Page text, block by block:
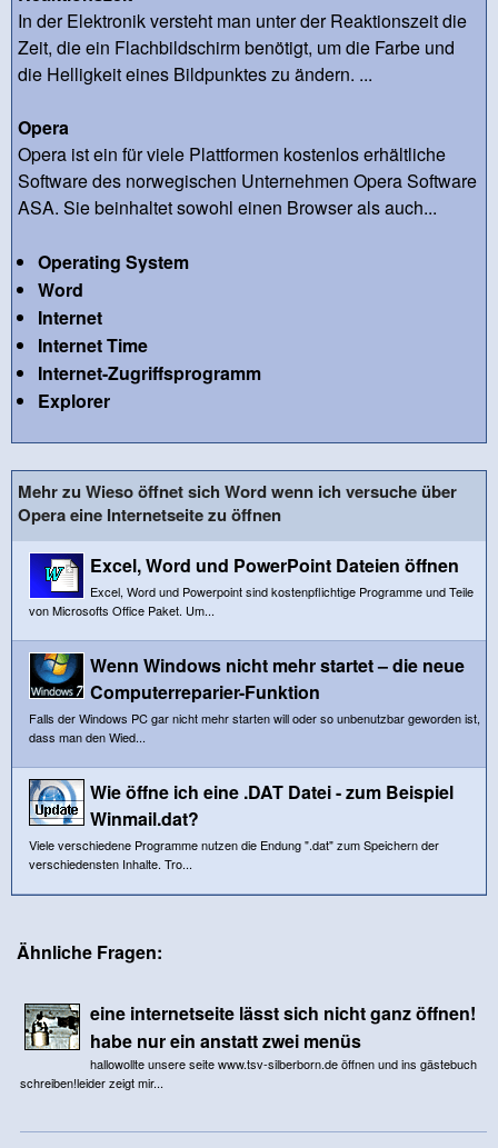
In der Elektronik versteht man unter der Reaktionszeit die
Zeit, die ein Flachbildschirm benötigt, um die Farbe und
die Helligkeit eines Bildpunktes zu ändern. ...
Opera
Opera ist ein für viele Plattformen kostenlos erhältliche
Software des norwegischen Unternehmen Opera Software
ASA. Sie beinhaltet sowohl einen Browser als auch...
Operating System
Word
Internet
Internet Time
Internet-Zugriffsprogramm
Explorer
Mehr zu Wieso öffnet sich Word wenn ich versuche über
Opera eine Internetseite zu öffnen
Excel, Word und PowerPoint Dateien öffnen
Excel, Word und Powerpoint sind kostenpflichtige Programme und Teile
von Microsofts Office Paket. Um...
Wenn Windows nicht mehr startet – die neue
Computerreparier-Funktion
Falls der Windows PC gar nicht mehr starten will oder so unbenutzbar geworden ist,
dass man den Wied...
Wie öffne ich eine .DAT Datei - zum Beispiel
Winmail.dat?
Viele verschiedene Programme nutzen die Endung ".dat" zum Speichern der
verschiedensten Inhalte. Tro...
Ähnliche Fragen:
eine internetseite lässt sich nicht ganz öffnen!
habe nur ein anstatt zwei menüs
hallowollte unsere seite www.tsv-silberborn.de öffnen und ins gästebuch
schreiben!leider zeigt mir...